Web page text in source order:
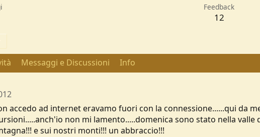
Feedback
12
Messaggi e Discussioni Info
accedo ad internet eravamo fuori con la connessione......qui da
non mi lamento.....domenica sono stato nella
e sui nostri monti!!! un abbraccio!!!